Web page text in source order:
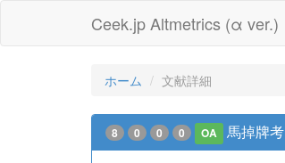
Ceek.jp Altmetrics (α ver.)
ホーム 文献詳細
8 0 0 0 OA 馬掉牌考